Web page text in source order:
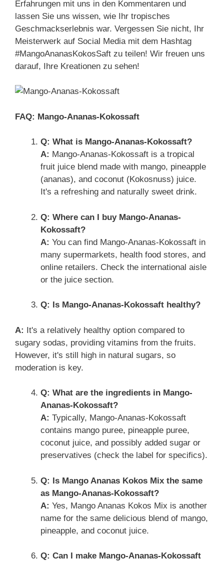
Erfahrungen mit uns in den Kommentaren und
lassen Sie uns wissen, wie Ihr tropisches
Geschmackserlebnis war. Vergessen Sie nicht, Ihr
Meisterwerk auf Social Media mit dem Hashtag
#MangoAnanasKokosSaft zu teilen! Wir freuen uns
darauf, Ihre Kreationen zu sehen!
FAQ: Mango-Ananas-Kokossaft
Q: What is Mango-Ananas-Kokossaft?
A: Mango-Ananas-Kokossaft is a tropical
fruit juice blend made with mango, pineapple
(ananas), and coconut (Kokosnuss) juice.
It's a refreshing and naturally sweet drink.
Q: Where can I buy Mango-Ananas-
Kokossaft?
A: You can find Mango-Ananas-Kokossaft in
many supermarkets, health food stores, and
online retailers. Check the international aisle
or the juice section.
Q: Is Mango-Ananas-Kokossaft healthy?
A: It's a relatively healthy option compared to
sugary sodas, providing vitamins from the fruits.
However, it's still high in natural sugars, so
moderation is key.
Q: What are the ingredients in Mango-
Ananas-Kokossaft?
A: Typically, Mango-Ananas-Kokossaft
contains mango puree, pineapple puree,
coconut juice, and possibly added sugar or
preservatives (check the label for specifics).
Q: Is Mango Ananas Kokos Mix the same
as Mango-Ananas-Kokossaft?
A: Yes, Mango Ananas Kokos Mix is another
name for the same delicious blend of mango,
pineapple, and coconut juice.
Q: Can I make Mango-Ananas-Kokossaft